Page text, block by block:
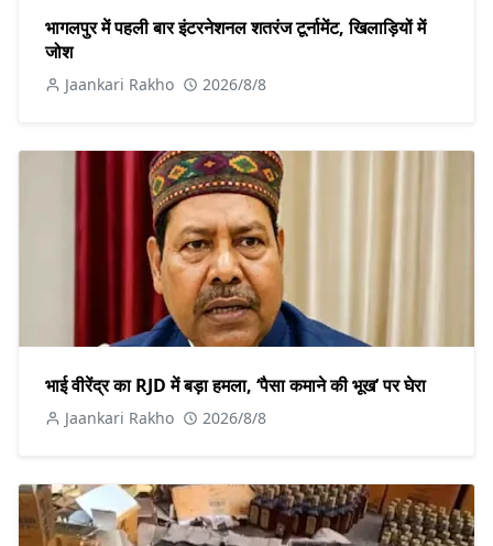
भागलपुर में पहली बार इंटरनेशनल शतरंज टूर्नामेंट, खिलाड़ियों में
जोश
Jaankari Rakho 2026/8/8
भाई वीरेंद्र का RJD में बड़ा हमला, ‘पैसा कमाने की भूख’ पर घेरा
Jaankari Rakho 2026/8/8